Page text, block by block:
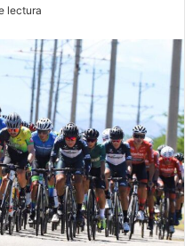
lectura